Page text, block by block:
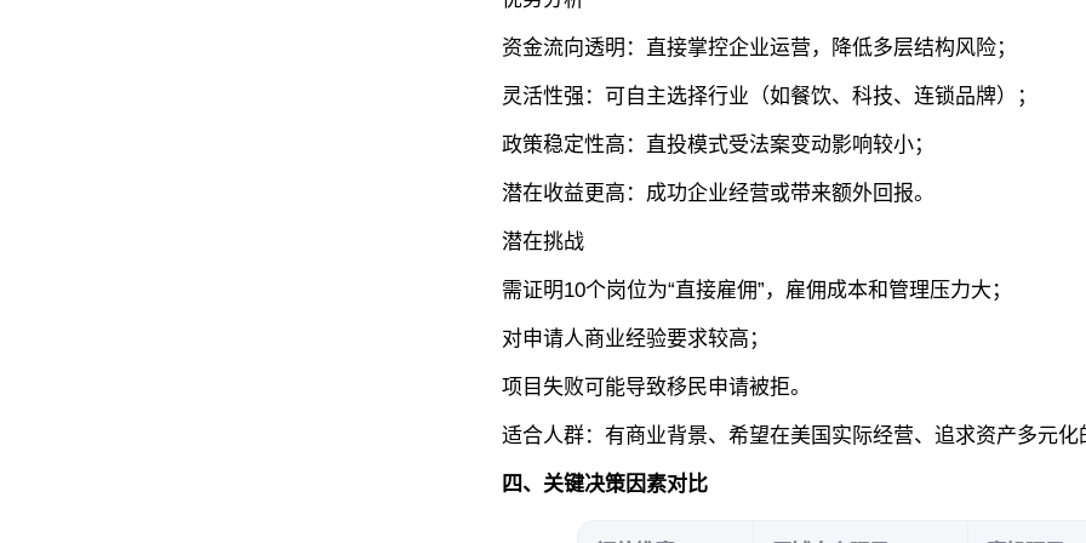
‌资金流向透明‌：直接掌控企业运营，降低多层结构风险；
‌灵活性强‌：可自主选择行业（如餐饮、科技、连锁品牌）；
‌政策稳定性高‌：直投模式受法案变动影响较小；
‌潜在收益更高‌：成功企业经营或带来额外回报。
‌潜在挑战‌
需证明10个岗位为“直接雇佣”，雇佣成本和管理压力大；
对申请人商业经验要求较高；
项目失败可能导致移民申请被拒。
适合人群‌：有商业背景、希望在美国实际经营、追求资产多元化
四、关键决策因素对比‌